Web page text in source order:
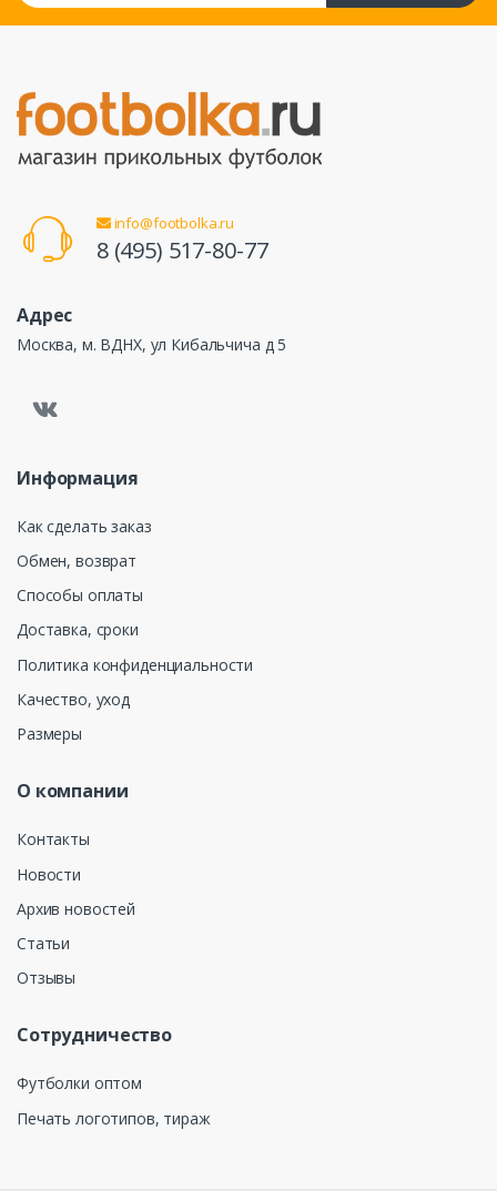
info@footbolka.ru
8 (495) 517-80-77
Адрес
Москва, м. ВДНХ, ул Кибальчича д 5
Информация
Как сделать заказ
Обмен, возврат
Способы оплаты
Доставка, сроки
Политика конфиденциальности
Качество, уход
Размеры
О компании
Контакты
Новости
Архив новостей
Статьи
Отзывы
Сотрудничество
Футболки оптом
Печать логотипов, тираж